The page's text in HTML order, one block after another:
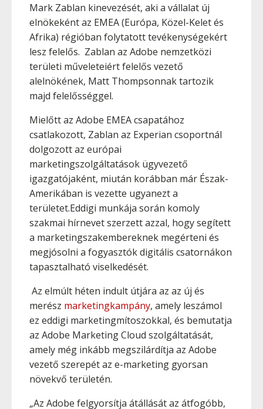
Mark Zablan kinevezését, aki a vállalat új
elnökeként az EMEA (Európa, Közel-Kelet és
Afrika) régióban folytatott tevékenységekért
lesz felelős. Zablan az Adobe nemzetközi
területi műveleteiért felelős vezető
alelnökének, Matt Thompsonnak tartozik
majd felelősséggel.
Mielőtt az Adobe EMEA csapatához
csatlakozott, Zablan az Experian csoportnál
dolgozott az európai
marketingszolgáltatások ügyvezető
igazgatójaként, miután korábban már Észak-
Amerikában is vezette ugyanezt a
területet.Eddigi munkája során komoly
szakmai hírnevet szerzett azzal, hogy segített
a marketingszakembereknek megérteni és
megjósolni a fogyasztók digitális csatornákon
tapasztalható viselkedését.
Az elmúlt héten indult útjára az az új és
merész marketingkampány, amely leszámol
ez eddigi marketingmítoszokkal, és bemutatja
az Adobe Marketing Cloud szolgáltatását,
amely még inkább megszilárdítja az Adobe
vezető szerepét az e-marketing gyorsan
növekvő területén.
„Az Adobe felgyorsítja átállását az átfogóbb,